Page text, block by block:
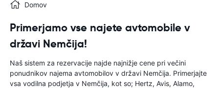
Domov
Primerjamo vse najete avtomobile v
državi Nemčija!
Naš sistem za rezervacije najde najnižje cene pri večini
ponudnikov najema avtomobilov v državi Nemčija. Primerjajte
vsa vodilna podjetja v Nemčija, kot so; Hertz, Avis, Alamo,